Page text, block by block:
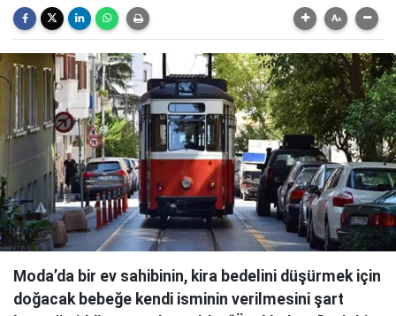
Moda’da bir ev sahibinin, kira bedelini düşürmek için
doğacak bebeğe kendi isminin verilmesini şart